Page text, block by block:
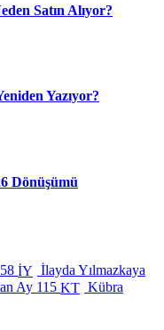
Satın Alıyor?
Yazıyor?
Dönüşümü
İY İlayda Yılmazkaya
Ay 115 KT Kübra